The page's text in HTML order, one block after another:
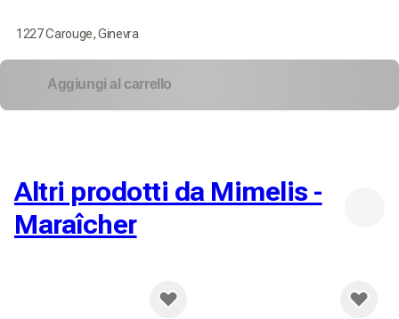
1227 Carouge, Ginevra
Aggiungi al carrello
Altri prodotti da Mimelis -
Maraîcher